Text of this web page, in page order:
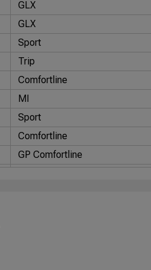
GLX
GLX
Sport
Trip
Comfortline
MI
Sport
Comfortline
GP Comfortline